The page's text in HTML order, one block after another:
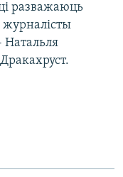
разважаюць
журналісты
Натальля